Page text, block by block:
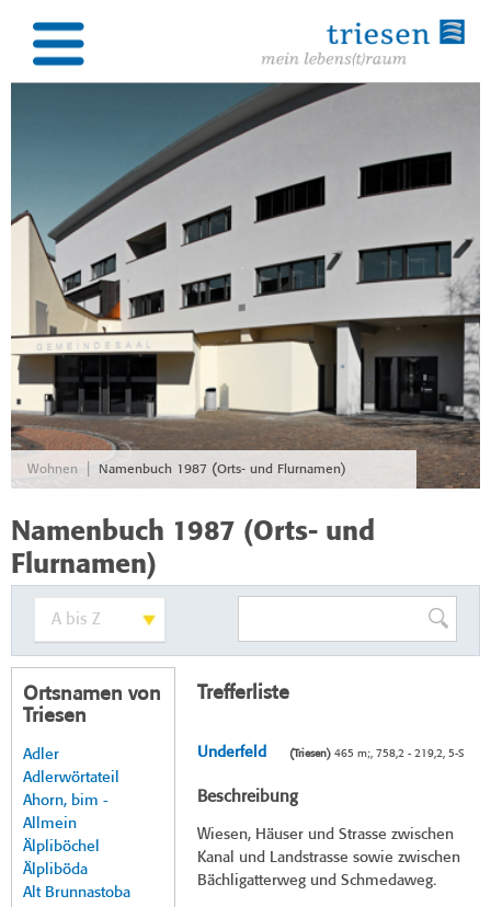
Wohnen Namenbuch 1987 (Orts- und Flurnamen)
Namenbuch 1987 (Orts- und
Flurnamen)
Ortsnamen von
Triesen
Adler
Adlerwörtateil
Ahorn, bim -
Allmein
Älpliböchel
Älpliböda
Alt Brunnastoba
Trefferliste
Underfeld (Triesen)465 m;, 758,2 - 219,2, 5-S
Beschreibung
Wiesen, Häuser und Strasse zwischen
Kanal und Landstrasse sowie zwischen
Bächligatterweg und Schmedaweg.